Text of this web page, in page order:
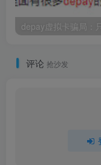
评论 抢沙发